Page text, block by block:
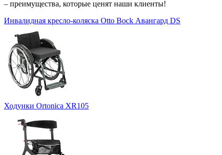
– преимущества, которые ценят наши клиенты!
Инвалидная кресло-коляска Otto Bock Авангард DS
Ходунки Ortonica XR105